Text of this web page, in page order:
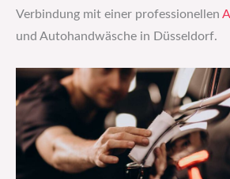
Verbindung mit einer professionellen
und Autohandwäsche in Düsseldorf.